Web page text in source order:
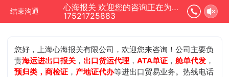
结束沟通
心海报关 欢迎您的咨询正在为您服务
17521725883
您好，上海心海报关有限公司，欢迎您来咨询！公司主要负
责海运进出口报关 ， 出口货运代理 ，ATA单证 ，舱单代发 ，
预归类，商检证 ， 产地证代办等进出口贸易业务。热线电话